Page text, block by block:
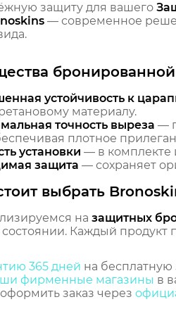
защиту для вашего
— современное
устойчивость к
материалу.
точность выреза —
плотное
установки — в комплекте
защита — сохраняет
выбрать
на защитных
Каждый продукт
365 дней на
фирменные магазины в
заказ через